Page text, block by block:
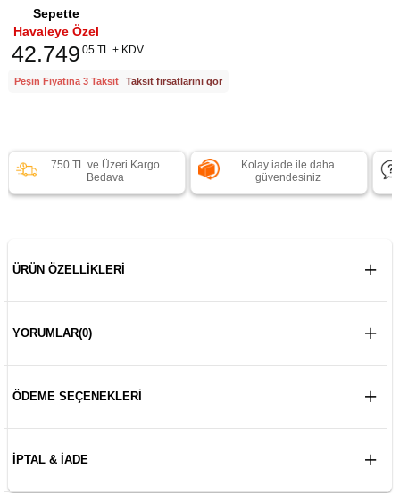
Sepette
Havaleye Özel
42.749 05 TL + KDV
Peşin Fiyatına 3 Taksit Taksit fırsatlarını gör
750 TL ve Üzeri Kargo
Bedava
Kolay iade ile daha
güvendesiniz
ÜRÜN ÖZELLIKLERI
YORUMLAR(0)
ÖDEME SEÇENEKLERI
İPTAL & İADE